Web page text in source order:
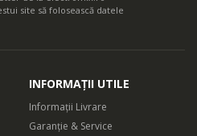
site să folosească datele
INFORMAȚII UTILE
Informații Livrare
Garanție & Service